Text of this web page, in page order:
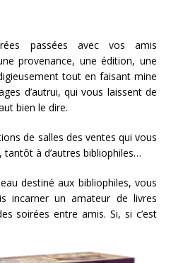
passées avec vos amis
provenance, une édition, une
tout en faisant mine
d’autrui, qui vous laissent de
bien le dire.
de salles des ventes qui vous
à d’autres bibliophiles…
destiné aux bibliophiles, vous
incarner un amateur de livres
soirées entre amis. Si, si c’est